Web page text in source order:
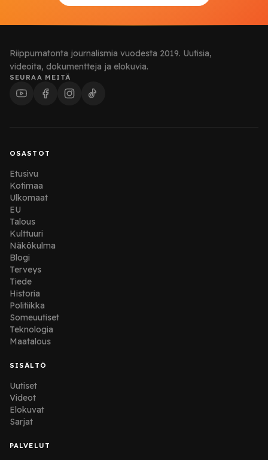
Riippumatonta journalismia vuodesta 2019. Uutisia,
videoita, dokumentteja ja elokuvia.
SEURAA MEITÄ
OSASTOT
Etusivu
Kotimaa
Ulkomaat
EU
Talous
Kulttuuri
Näkökulma
Blogi
Terveys
Tiede
Historia
Politiikka
Someuutiset
Teknologia
Maatalous
SISÄLTÖ
Uutiset
Videot
Elokuvat
Sarjat
PALVELUT